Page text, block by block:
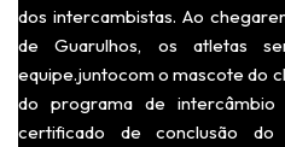
dos intercambistas. Ao
de Guarulhos, os atletas
equipe.juntocom o mascote do
do programa de
certificado de conclusão